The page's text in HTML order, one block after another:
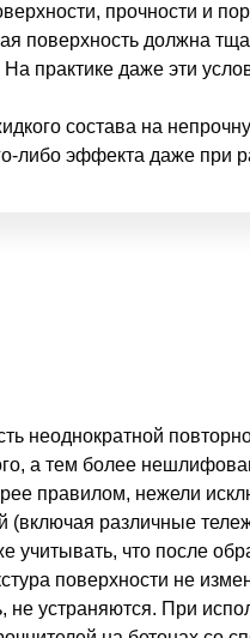
прочности и
поверхность должна
На практике даже эти
состава на
либо эффекта даже при
неоднократной
а тем более
правилом, нежели
(включая различные
учитывать, что после
поверхности не
не устраняются. При